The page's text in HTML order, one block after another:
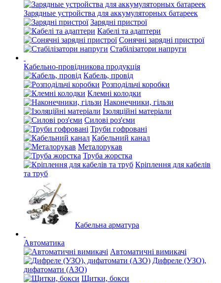
Зарядные устройства для аккумуляторных батареек
Зарядні пристрої
Кабелі та адаптери
Сонячні зарядні пристрої
Стабілізатори напруги
Кабельно-провідникова продукція
Кабель, провід
Розподільчі коробки
Клемні колодки
Наконечники, гільзи
Ізоляційні матеріали
Силові роз'єми
Труби гофровані
Кабельний канал
Металорукав
Труба жорстка
Кріплення для кабелів
та труб
Кабельна арматура
Автоматика
Автоматичні вимикачі
Дифреле (УЗО),
дифатомати (АЗО)
Щитки, бокси